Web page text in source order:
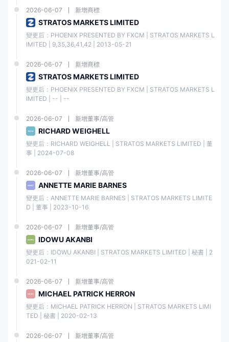
優點
• 全球性和嚴格監管 • 地區限制
• 多個可供選擇的交易平
台
• 外匯點差競爭優勢
• 低最低存款要求
福匯 是否合法?
福匯 是業內聲譽卓著的合法經紀商。該公司受到頂級金融監管機構監管，
如英國的FCA、澳洲的ASIC、塞浦路斯的CYSEC和以色列的ISA，確保其
遵守嚴格的財務和道德準則。福匯 亦有處理客戶資金的穩健紀錄，以安全
和負責任的方式進行。
家
構
體
及投資
（ASI
C）
NG
PTY.
D
英國金
Strato
2026-06-07 新增商標
STRATOS MARKETS LIMITED
變更后：PHOENIX PRESENTED BY FXCM | STRATOS MARKETS L
IMITED | 9,35,36,41,42 | 2013-05-21
2026-06-07 新增商標
STRATOS MARKETS LIMITED
變更后：PHOENIX PRESENTED BY FXCM | STRATOS MARKETS L
IMITED | -- | --
2026-06-07 新增董事/高管
RICHARD WEIGHELL
變更后：RICHARD WEIGHELL | STRATOS MARKETS LIMITED | 董
事 | 2024-07-08
2026-06-07 新增董事/高管
ANNETTE MARIE BARNES
變更后：ANNETTE MARIE BARNES | STRATOS MARKETS LIMITE
D | 董事 | 2023-10-16
2026-06-07 新增董事/高管
IDOWU AKANBI
變更后：IDOWU AKANBI | STRATOS MARKETS LIMITED | 秘書 | 2
021-02-11
2026-06-07 新增董事/高管
MICHAEL PATRICK HERRON
變更后：MICHAEL PATRICK HERRON | STRATOS MARKETS LIMI
TED | 秘書 | 2020-02-13
2026-06-07 新增董事/高管